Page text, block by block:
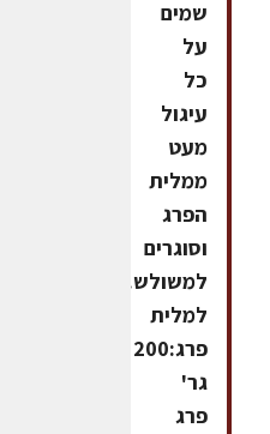
שמים
על
כל
עיגול
מעט
ממלית
הפרג
וסוגרים
למשולש.חומרים
למלית
פרג:200
גר'
פרג